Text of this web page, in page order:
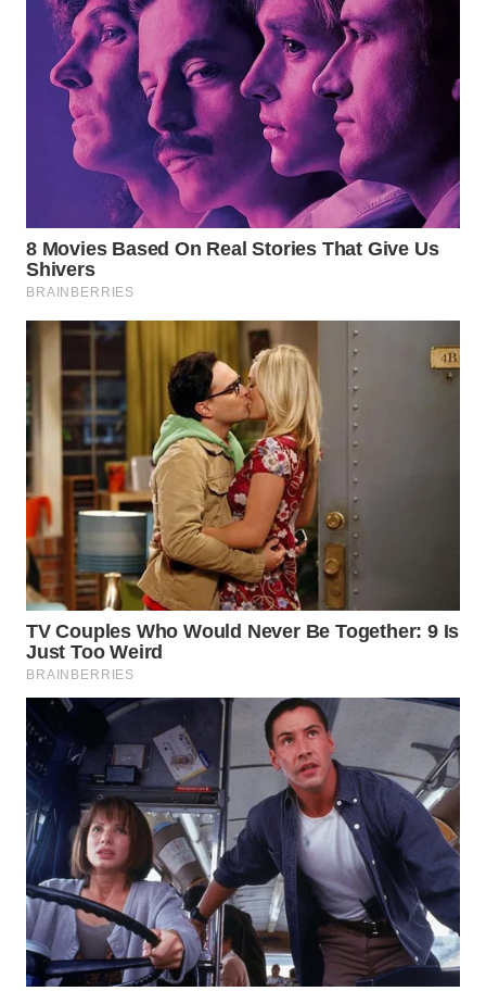
WN
INDRAMAYU
WN
KUNINGAN
MAJALENGKA
WN
SUBANG
WN
WN
PURWAKARTA
WN
PRIANGAN
TIMUR
WN
SEMARANG
WN
SOLO
WN
BOROBUDUR
WN
MADURA
WN
SURABAYA